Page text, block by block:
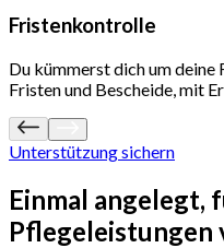
Fristenkontrolle
Du kümmerst dich um deine
Fristen und Bescheide, mit
Unterstützung sichern
Einmal angelegt,
Pflegeleistungen